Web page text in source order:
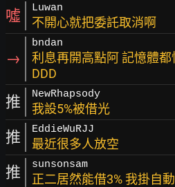
噓 Luwan
不開心就把委託取消啊
→
bndan
利息再開高點阿 記憶體
DDD
推 NewRhapsody
我設5%被借光
推 EddieWuRJJ
最近很多人放空
推 sunsonsam
正二居然能借3% 我掛自